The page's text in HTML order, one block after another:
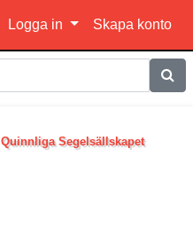
Logga in Skapa konto
Sök
Quinnliga Segelsällskapet